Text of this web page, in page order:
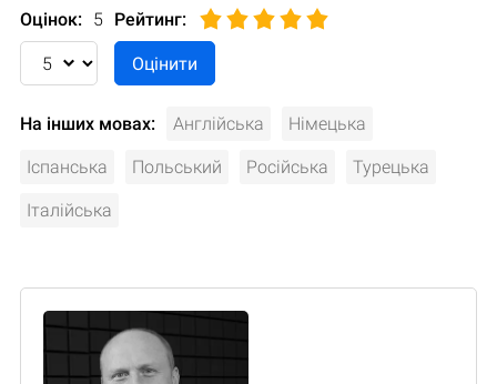
Оцінок: 5 Рейтинг:
На інших мовах: Англійська Німецька
Іспанська Польський Російська Турецька
Італійська